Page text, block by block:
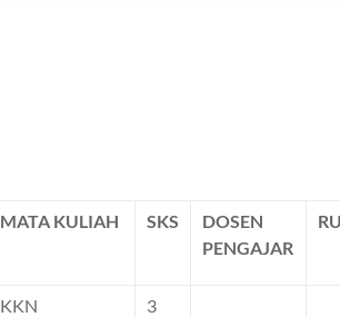
MATA KULIAH SKS
DOSEN
PENGAJAR
KKN 3